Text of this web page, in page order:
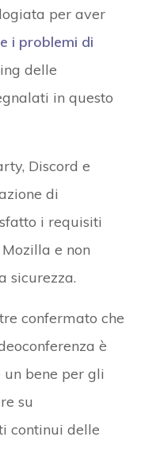
per aver
i problemi di
delle
in questo
Discord e
di
i requisiti
e non
sicurezza.
confermato che
è
bene per gli
su
continui delle